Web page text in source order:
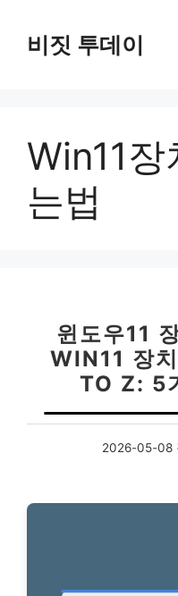
비짓 투데이
Win11
는법
윈도우11
WIN11 장
TO Z: 5
2026-05-08